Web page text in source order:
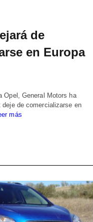
de
en Europa
Opel, General Motors ha
deje de comercializarse en
más